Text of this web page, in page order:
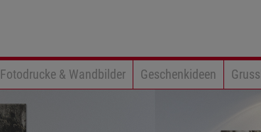
Fotodrucke & Wandbilder Geschenkideen